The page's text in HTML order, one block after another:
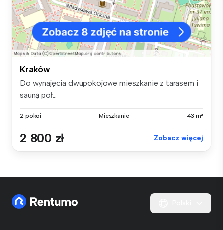
Kraków
Do wynajęcia dwupokojowe mieszkanie z tarasem i
sauną poł...
2 pokoi Mieszkanie 43 m²
2 800 zł Zobacz więcej